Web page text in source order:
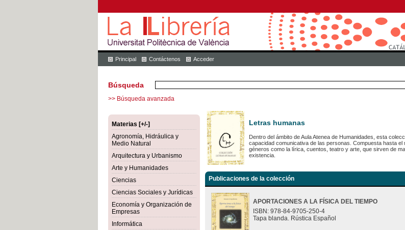
Principal Contáctenos Acceder
Búsqueda
>> Búsqueda avanzada
Materias [+/-]
Agronomía, Hidráulica y
Medio Natural
Arquitectura y Urbanismo
Arte y Humanidades
Ciencias
Ciencias Sociales y Jurídicas
Economía y Organización de
Empresas
Informática
Letras humanas
Dentro del ámbito de Aula Atenea de Humanidades, esta
capacidad comunicativa de las personas. Compuesta hasta
géneros como la lírica, cuentos, teatro y arte, que sirven de
existencia.
Publicaciones de la colección
APORTACIONES A LA FÍSICA DEL TIEMPO
ISBN: 978-84-9705-250-4
Tapa blanda. Rústica Español